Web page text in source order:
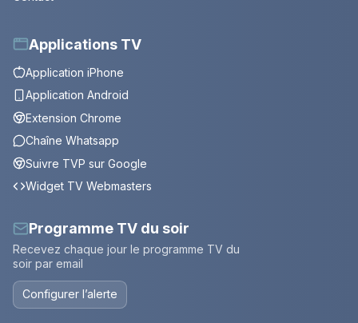
Applications TV
Application iPhone
Application Android
Extension Chrome
Chaîne Whatsapp
Suivre TVP sur Google
Widget TV Webmasters
Programme TV du soir
Recevez chaque jour le programme TV du
soir par email
Configurer l’alerte